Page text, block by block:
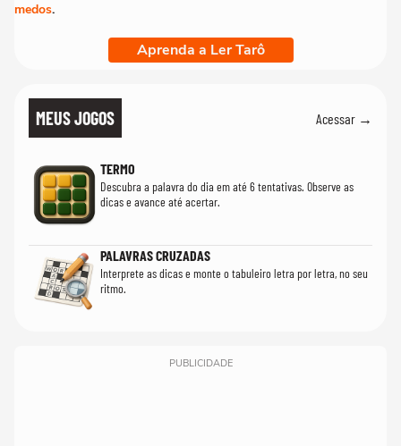
medos.
Aprenda a Ler Tarô
MEUS JOGOS Acessar →
TERMO
Descubra a palavra do dia em até 6 tentativas. Observe as
dicas e avance até acertar.
PALAVRAS CRUZADAS
Interprete as dicas e monte o tabuleiro letra por letra, no seu
ritmo.
PUBLICIDADE